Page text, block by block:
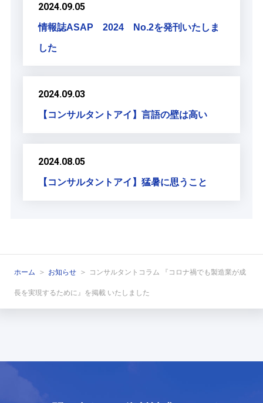
2024.09.05
情報誌ASAP 2024 No.2を発刊いたしま
した
2024.09.03
【コンサルタントアイ】言語の壁は高い
2024.08.05
【コンサルタントアイ】猛暑に思うこと
ホーム お知らせ コンサルタントコラム 『コロナ禍でも製造業が成
長を実現するために』を掲載 いたしました